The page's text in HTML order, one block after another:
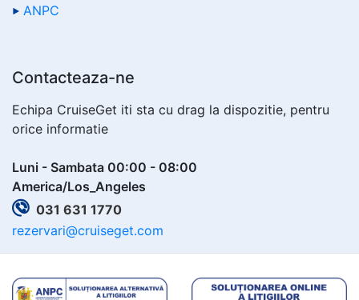
ANPC
Contacteaza-ne
Echipa CruiseGet iti sta cu drag la dispozitie, pentru
orice informatie
Luni - Sambata 00:00 - 08:00
America/Los_Angeles
031 631 1770
rezervari@cruiseget.com